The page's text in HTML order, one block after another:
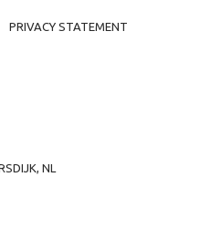
PRIVACY STATEMENT
NL